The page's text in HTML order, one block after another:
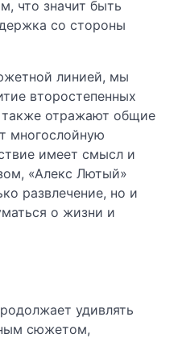
что значит быть
со стороны
линией, мы
второстепенных
отражают общие
многослойную
имеет смысл и
«Алекс Лютый»
развлечение, но и
о жизни и
удивлять
сюжетом,